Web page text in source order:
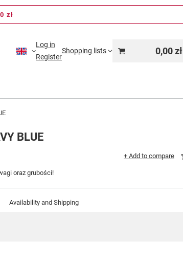
zł
Log in
Register
Shopping lists 0,00 zł
BLUE
+ Add to compare
oraz grubości!
Availability and Shipping